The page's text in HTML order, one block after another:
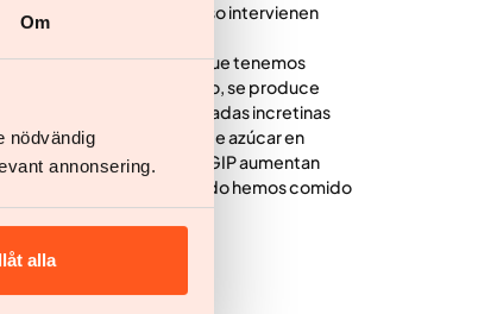
Om
nödvändig
annonsering.
alla
llenos. En este proceso intervienen
y le indica al cerebro que tenemos
La grelina, por otro lado, se produce
nuestro apetito. Las llamadas incretinas
insulina, afectan el nivel de azúcar en
Las hormonas GLP-1 y GIP aumentan
dejemos de comer cuando hemos comido